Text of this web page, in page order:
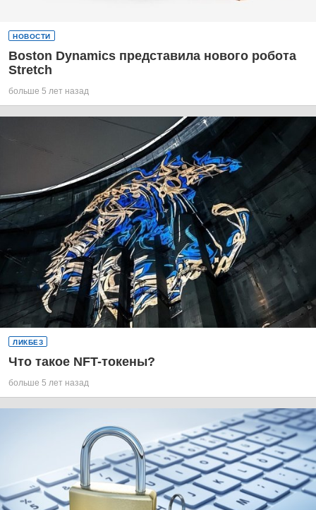
НОВОСТИ
Boston Dynamics представила нового робота
Stretch
больше 5 лет назад
ЛИКБЕЗ
Что такое NFT-токены?
больше 5 лет назад